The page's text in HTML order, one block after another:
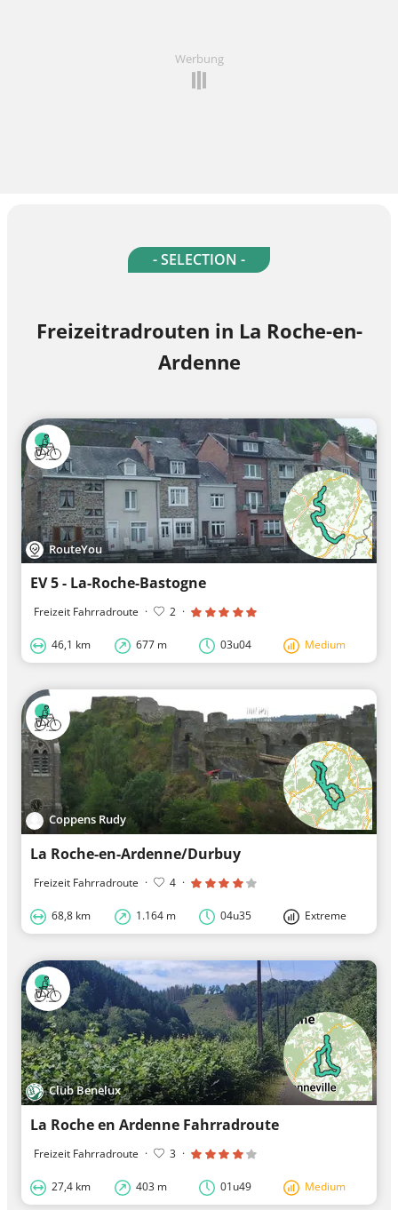
Werbung
- SELECTION -
Freizeitradrouten in La Roche-en-
Ardenne
RouteYou
EV 5 - La-Roche-Bastogne
Freizeit Fahrradroute · 2 ·
46,1 km 677 m 03u04 Medium
Coppens Rudy
La Roche-en-Ardenne/Durbuy
Freizeit Fahrradroute · 4 ·
68,8 km 1.164 m 04u35 Extreme
Club Benelux
La Roche en Ardenne Fahrradroute
Freizeit Fahrradroute · 3 ·
27,4 km 403 m 01u49 Medium